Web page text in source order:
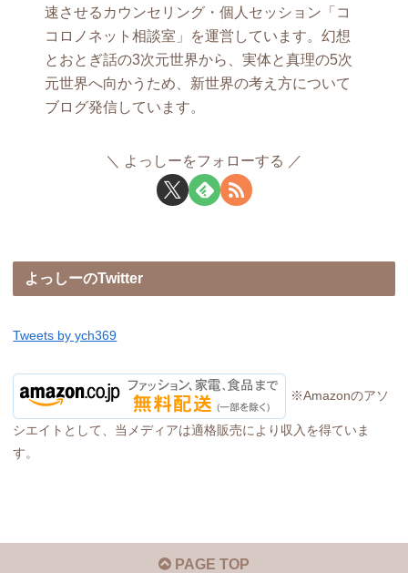
速させるカウンセリング・個人セッション「コ
コロノネット相談室」を運営しています。幻想
とおとぎ話の3次元世界から、実体と真理の5次
元世界へ向かうため、新世界の考え方について
ブログ発信しています。
よっしーをフォローする
よっしーのTwitter
Tweets by ych369
※Amazonのアソ
シエイトとして、当メディアは適格販売により収入を得ていま
す。
PAGE TOP